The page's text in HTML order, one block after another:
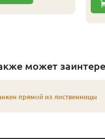
может
прямой из лиственницы